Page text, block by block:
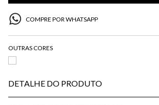
COMPRE POR WHATSAPP
DETALHE DO PRODUTO